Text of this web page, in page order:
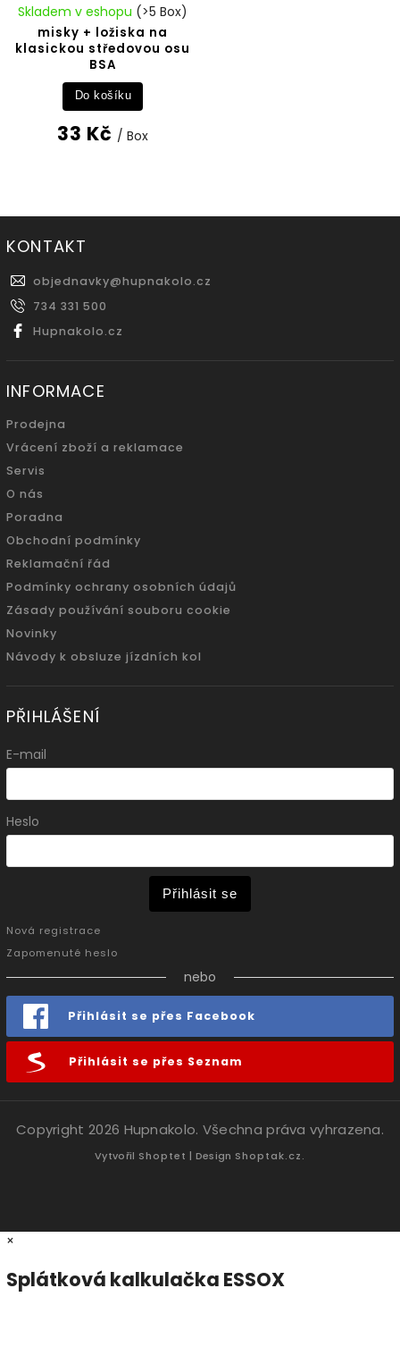
misky + ložiska na
klasickou středovou osu
BSA
Skladem v eshopu (>5 Box)
33 Kč / Box
Do košíku
KONTAKT
objednavky@hupnakolo.cz
734 331 500
Hupnakolo.cz
INFORMACE
Prodejna
Vrácení zboží a reklamace
Servis
O nás
Poradna
Obchodní podmínky
Reklamační řád
Podmínky ochrany osobních údajů
Zásady používání souboru cookie
Novinky
Návody k obsluze jízdních kol
PŘIHLÁŠENÍ
E-mail
Heslo
Přihlásit se
Nová registrace
Zapomenuté heslo
nebo
Přihlásit se přes Facebook
Přihlásit se přes Seznam
Copyright 2026 Hupnakolo. Všechna práva vyhrazena.
Vytvořil Shoptet | Design Shoptak.cz.
×
Splátková kalkulačka ESSOX